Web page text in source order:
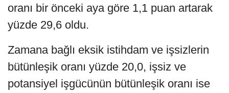
oranı bir önceki aya göre 1,1 puan artarak
yüzde 29,6 oldu.
Zamana bağlı eksik istihdam ve işsizlerin
bütünleşik oranı yüzde 20,0, işsiz ve
potansiyel işgücünün bütünleşik oranı ise